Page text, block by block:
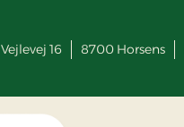
Vejlevej 16 8700 Horsens